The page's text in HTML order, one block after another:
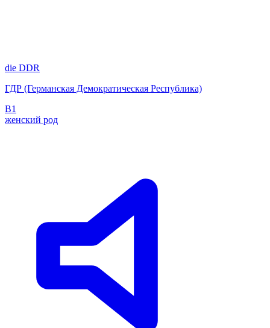
die DDR
ГДР (Германская Демократическая Республика)
B1
женский род